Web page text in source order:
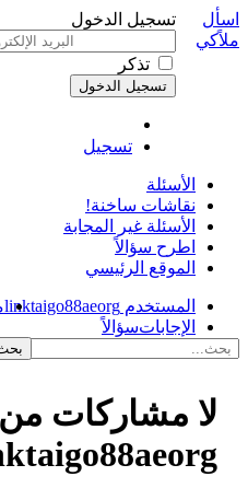
تسجيل الدخول
تذكر
تسجيل
اسأل
ملاًكي
الأسئلة
نقاشات ساخنة!
الأسئلة غير المجابة
اطرح سؤالاً
الموقع الرئيسي
المستخدم linktaigo88aeorg
الإجاباتسؤالاً
لا مشاركات